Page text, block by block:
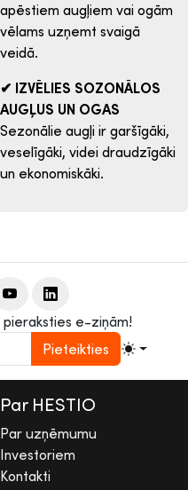
apēstiem augļiem vai ogām
vēlams uzņemt svaigā
veidā.
✔ IZVĒLIES SOZONĀLOS
AUGĻUS UN OGAS
Sezonālie augļi ir garšīgāki,
veselīgāki, videi draudzīgāki
un ekonomiskāki.
pieraksties e-ziņām!
Pieteikties
Par HESTIO
Par uzņēmumu
Investoriem
Kontakti